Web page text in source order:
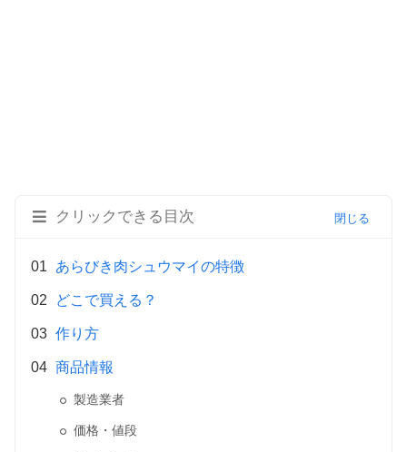
クリックできる目次
あらびき肉シュウマイの特徴
どこで買える？
作り方
商品情報
製造業者
価格・値段